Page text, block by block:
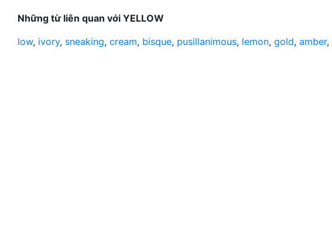
Những từ liên quan với YELLOW
low, ivory, sneaking, cream, bisque, pusillanimous, lemon, gold, amber,